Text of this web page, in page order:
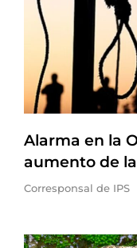
Alarma en la
aumento de
Corresponsal de IPS